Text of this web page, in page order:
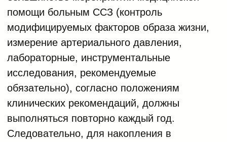
помощи больным ССЗ (контроль
модифицируемых факторов образа жизни,
измерение артериального давления,
лабораторные, инструментальные
исследования, рекомендуемые
обязательно), согласно положениям
клинических рекомендаций, должны
выполняться повторно каждый год.
Следовательно, для накопления в